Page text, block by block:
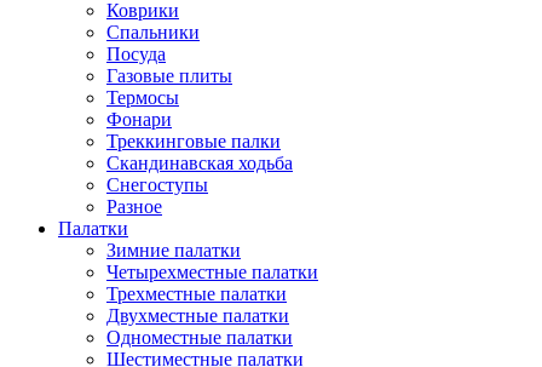
Коврики
Спальники
Посуда
Газовые плиты
Термосы
Фонари
Треккинговые палки
Скандинавская ходьба
Снегоступы
Разное
Палатки
Зимние палатки
Четырехместные палатки
Трехместные палатки
Двухместные палатки
Одноместные палатки
Шестиместные палатки